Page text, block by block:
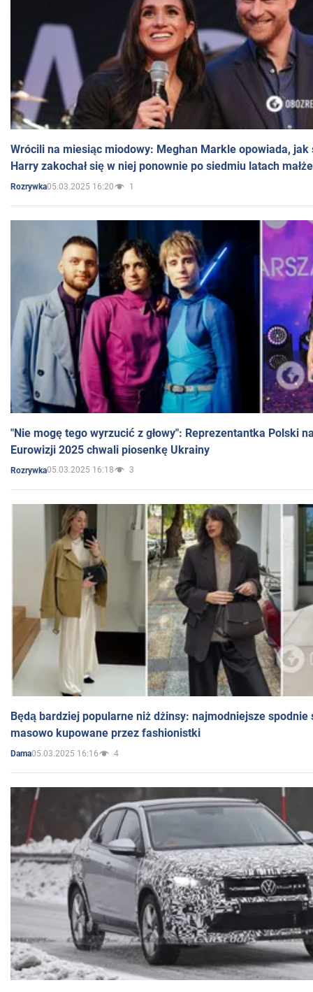
Wrócili na miesiąc miodowy: Meghan Markle opowiada, jak
Harry zakochał się w niej ponownie po siedmiu latach
Rozrywka05.03.2025 16:20 1
"Nie mogę tego wyrzucić z głowy": Reprezentantka Polski
Eurowizji 2025 chwali piosenkę Ukrainy
Rozrywka05.03.2025 16:18 3
Będą bardziej popularne niż dżinsy: najmodniejsze spodnie
masowo kupowane przez fashionistki
Dama05.03.2025 16:16 4